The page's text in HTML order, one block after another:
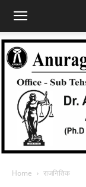
Home राजनितिक